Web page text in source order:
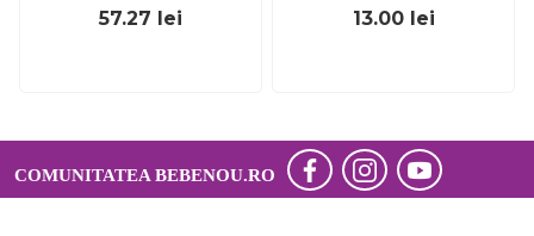
57.27 lei 13.00 lei
COMUNITATEA BEBENOU.RO